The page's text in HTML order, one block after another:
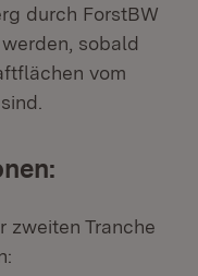
durch ForstBW
sobald
vom
zweiten Tranche